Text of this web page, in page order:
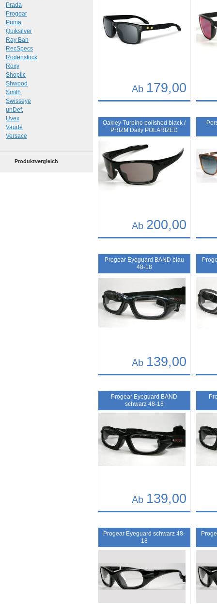
Ab 179,00
Art.-Nr.: 8585 Art.-
Oakley Turbine polished black /
PRIZM Daily POLARIZED
Ab 200,00
Art.-Nr.: 10261 Art.-
Progear Eyeguard BAND blau
48-18
Ab 139,00
Art.-Nr.: 11012 Art.-
Progear Eyeguard BAND
schwarz 48-18
Ab 139,00
Art.-Nr.: 11017 Art.-
Progear Eyeguard schwarz 48-
18
Prada
Progear
Puma
Quiksilver
Ray Ban
RecSpecs
Rodenstock
Roxy
Shoptic
Shwood
Smith
Swisseye
unDef.
Uvex
Vaude
Versace
Produktvergleich